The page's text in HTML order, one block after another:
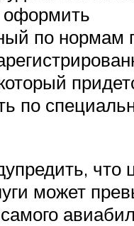
оформить
по нормам
по
что
может